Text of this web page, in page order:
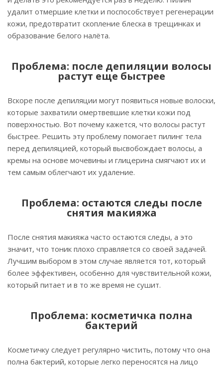
удалит отмершие клетки и поспособствует регенерации
кожи, предотвратит скопление блеска в трещинках и
образование белого налёта.
Проблема: после депиляции волосы
растут еще быстрее
Вскоре после депиляции могут появиться новые волоски,
которые захватили омертвевшие клетки кожи под
поверхностью. Вот почему кажется, что волосы растут
быстрее. Решить эту проблему помогает пилинг тела
перед депиляцией, который высвобождает волосы, а
кремы на основе мочевины и глицерина смягчают их и
тем самым облегчают их удаление.
Проблема: остаются следы после
снятия макияжа
После снятия макияжа часто остаются следы, а это
значит, что тоник плохо справляется со своей задачей.
Лучшим выбором в этом случае является тот, который
более эффективен, особенно для чувствительной кожи,
который питает и в то же время не сушит.
Проблема: косметичка полна
бактерий
Косметичку следует регулярно чистить, потому что она
полна бактерий, которые легко переносятся на лицо